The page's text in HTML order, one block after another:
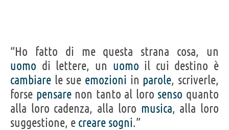
“Ho fatto di me questa strana cosa, un
uomo di lettere, un uomo il cui destino è
cambiare le sue emozioni in parole, scriverle,
forse pensarenon tanto al loro senso quanto
alla loro cadenza, alla loro musica, alla loro
suggestione, e creare sogni.”